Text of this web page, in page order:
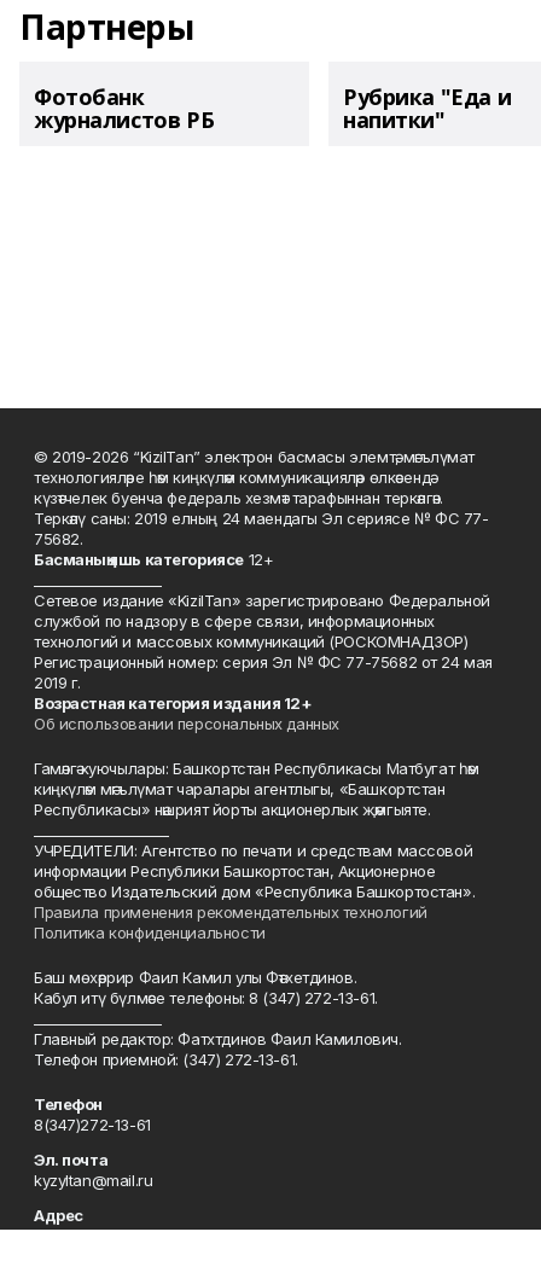
Партнеры
Фотобанк
журналистов РБ
Рубрика "Еда и
напитки"
© 2019-2026 “KizilTan” электрон басмасы элемтә, мәгълүмат
технологияләре һәм киңкүләм коммуникацияләр өлкәсендә
күзәтчелек буенча федераль хезмәт тарафыннан теркәлгән.
Теркәлү саны: 2019 елның 24 маендагы Эл сериясе № ФС 77-
75682.
Басманың яшь категориясе12+
Сетевое издание «KizilTan» зарегистрировано Федеральной
службой по надзору в сфере связи, информационных
технологий и массовых коммуникаций (РОСКОМНАДЗОР)
Регистрационный номер: серия Эл № ФС 77-75682 от 24 мая
2019 г.
Возрастная категория издания 12+
Об использовании персональных данных
Гамәлгә куючылары: Башкортстан Республикасы Матбугат һәм
киңкүләм мәгълүмат чаралары агентлыгы, «Башкортстан
Республикасы» нәшрият йорты акционерлык җәмгыяте.
УЧРЕДИТЕЛИ: Агентство по печати и средствам массовой
информации Республики Башкортостан, Акционерное
общество Издательский дом «Республика Башкортостан».
Правила применения рекомендательных технологий
Политика конфиденциальности
Баш мөхәррир Фаил Камил улы Фәтхетдинов.
Кабул итү бүлмәсе телефоны: 8 (347) 272-13-61.
Главный редактор: Фатхтдинов Фаил Камилович.
Телефон приемной: (347) 272-13-61.
Телефон
8(347)272-13-61
Эл. почта
kyzyltan@mail.ru
Адрес
450079, Уфа шәһәре, Октябрьнең 50 еллыгы урамы, 13 нче йорт